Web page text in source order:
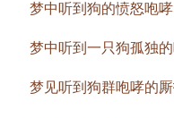
梦中听到狗的愤怒咆哮
梦中听到一只狗孤独的
梦见听到狗群咆哮的厮